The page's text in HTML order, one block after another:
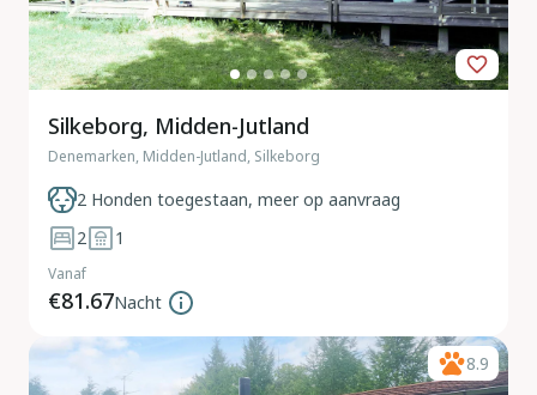
Silkeborg, Midden-Jutland
Denemarken, Midden-Jutland, Silkeborg
2 Honden toegestaan, meer op aanvraag
2
1
Vanaf
€81.67Nacht
8.9